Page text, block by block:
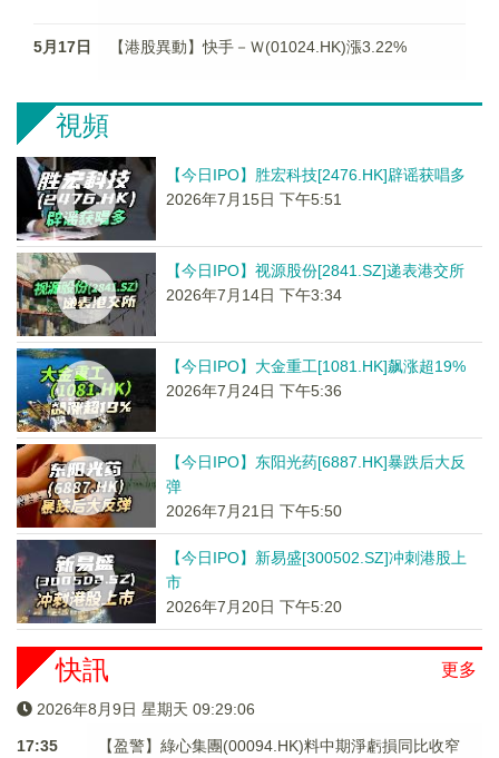
5月17日 【港股異動】快手－Ｗ(01024.HK)漲3.22%
視頻
【今日IPO】胜宏科技[2476.HK]辟谣获唱多
2026年7月15日 下午5:51
【今日IPO】视源股份[2841.SZ]递表港交所
2026年7月14日 下午3:34
【今日IPO】大金重工[1081.HK]飙涨超19%
2026年7月24日 下午5:36
【今日IPO】东阳光药[6887.HK]暴跌后大反
弹
2026年7月21日 下午5:50
【今日IPO】新易盛[300502.SZ]冲刺港股上
市
2026年7月20日 下午5:20
更多
快訊
2026年8月9日 星期天 09:29:06
17:35
【盈警】綠心集團(00094.HK)料中期淨虧損同比收窄